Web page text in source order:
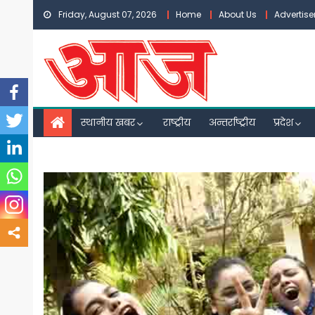
Skip
content
Friday, August 07, 2026 Home About Us
स्थानीय खबर राष्ट्रीय अन्तर्राष्ट्रीय प्रदेश